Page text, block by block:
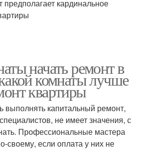
кардинальное
начать ремонт в
комнаты лучше
квартиры
выполнять капитальный ремонт,
не имеет значения, с
Профессиональные мастера
своему, если оплата у них не